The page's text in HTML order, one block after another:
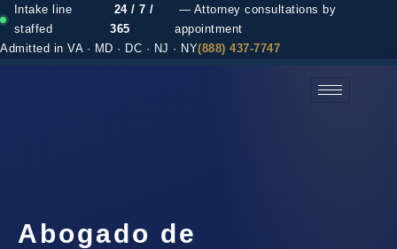
Intake line
staffed
24 / 7 /
365
— Attorney consultations by
appointment
Admitted in VA · MD · DC · NJ · NY(888) 437-7747
Abogado de